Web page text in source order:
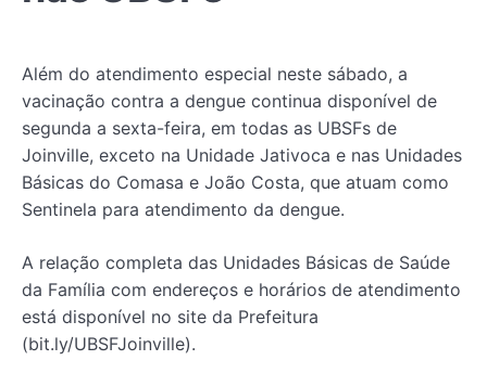
Além do atendimento especial neste sábado, a
vacinação contra a dengue continua disponível de
segunda a sexta-feira, em todas as UBSFs de
Joinville, exceto na Unidade Jativoca e nas Unidades
Básicas do Comasa e João Costa, que atuam como
Sentinela para atendimento da dengue.
A relação completa das Unidades Básicas de Saúde
da Família com endereços e horários de atendimento
está disponível no site da Prefeitura
(bit.ly/UBSFJoinville).